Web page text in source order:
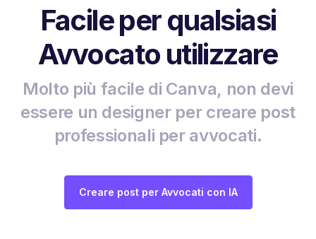
Facile per qualsiasi
Avvocato utilizzare
Molto più facile di Canva, non devi
essere un designer per creare post
professionali per avvocati.
Creare post per Avvocati con IA